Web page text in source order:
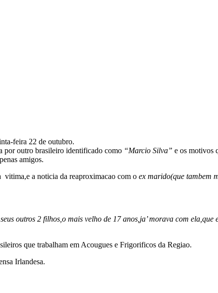
feira 22 de outubro.
outro brasileiro identificado como “Marcio Silva” e os motivos
amigos.
vitima,e a noticia da reaproximacao com o ex marido(que tambem
outros 2 filhos,o mais velho de 17 anos,ja’ morava com ela,que
que trabalham em Acougues e Frigorificos da Regiao.
Irlandesa.